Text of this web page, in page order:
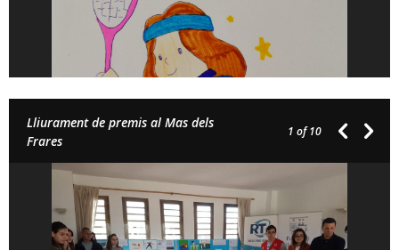
Lliurament de premis al Mas dels
Frares
1 of 10